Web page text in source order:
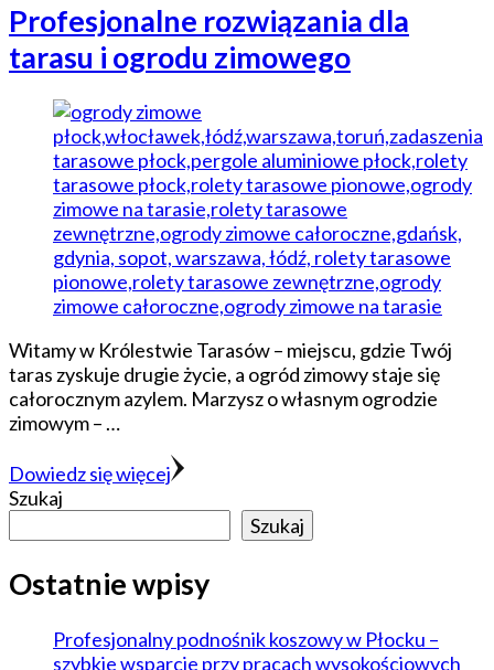
Profesjonalne rozwiązania dla
tarasu i ogrodu zimowego
Witamy w Królestwie Tarasów – miejscu, gdzie Twój
taras zyskuje drugie życie, a ogród zimowy staje się
całorocznym azylem. Marzysz o własnym ogrodzie
zimowym – …
Dowiedz się więcej
Szukaj
Szukaj
Ostatnie wpisy
Profesjonalny podnośnik koszowy w Płocku –
szybkie wsparcie przy pracach wysokościowych